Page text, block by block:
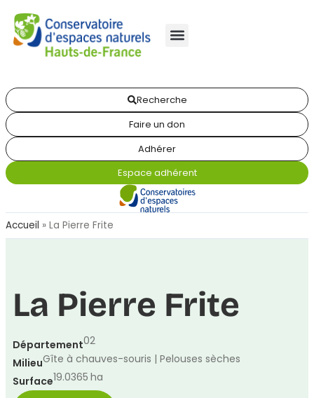
Recherche
Faire un don
Adhérer
Espace adhérent
Accueil » La Pierre Frite
La Pierre Frite
Département02
MilieuGîte à chauves-souris | Pelouses sèches
Surface19.0365 ha